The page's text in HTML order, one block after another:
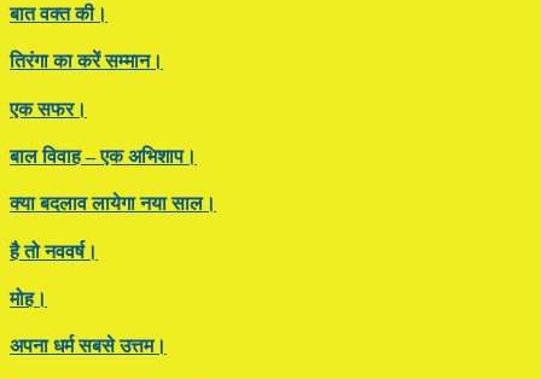
बात वक्त की।
तिरंगा का करें सम्मान।
एक सफर।
बाल विवाह – एक अभिशाप।
क्या बदलाव लायेगा नया साल।
है तो नववर्ष।
मोह।
अपना धर्म सबसे उत्तम।